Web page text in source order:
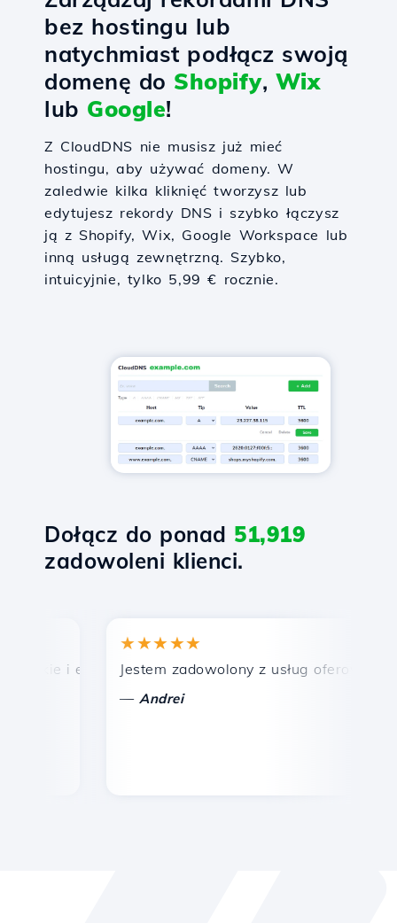
bez hostingu lub
natychmiast podłącz swoją
domenę do Shopify, Wix
lub Google!
Z CloudDNS nie musisz już mieć
hostingu, aby używać domeny. W
zaledwie kilka kliknięć tworzysz lub
edytujesz rekordy DNS i szybko łączysz
ją z Shopify, Wix, Google Workspace lub
inną usługą zewnętrzną. Szybko,
intuicyjnie, tylko 5,99 € rocznie.
Dołącz do ponad 51,919
zadowoleni klienci.
i efektywne wsparcie techniczne.
★★★★★
Jestem zadowolony z usług oferowanych
Andrei